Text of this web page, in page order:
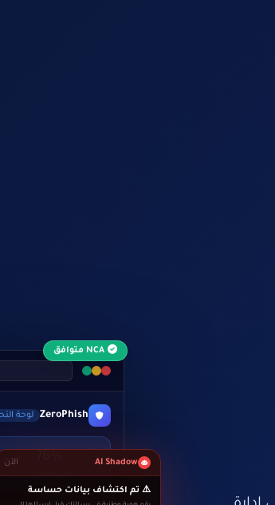
NCA متوافق
AI Shadow الآن
⚠️ تم اكتشاف بيانات حساسة
ZeroPhish لوحة
نسبة الوعي